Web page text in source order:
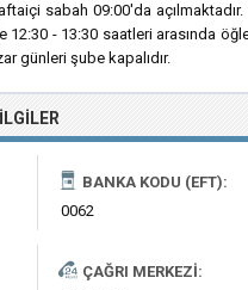
sabah 09:00'da
- 13:30 saatleri arasında
günleri şube kapalıdır.
BANKA KODU (EFT):
0062
ÇAĞRI MERKEZI: